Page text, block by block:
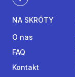
NA SKRÓTY
O nas
FAQ
Kontakt